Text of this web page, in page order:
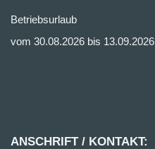
Betriebsurlaub
vom 30.08.2026 bis 13.09.2026
ANSCHRIFT / KONTAKT: